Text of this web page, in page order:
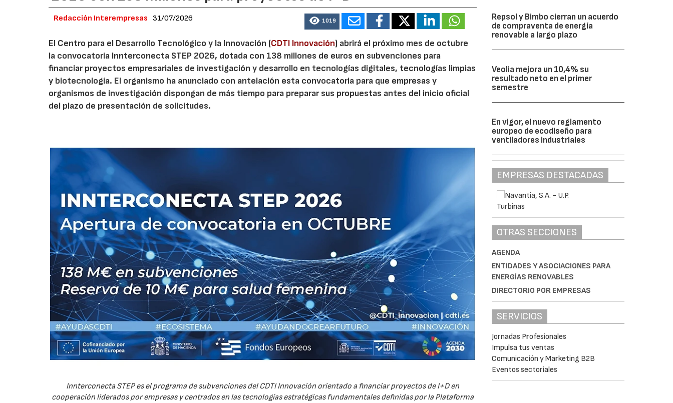
Redacción Interempresas 31/07/2026 1019
El Centro para el Desarrollo Tecnológico y la Innovación (CDTI Innovación) abrirá el próximo mes de octubre
la convocatoria Innterconecta STEP 2026, dotada con 138 millones de euros en subvenciones para
financiar proyectos empresariales de investigación y desarrollo en tecnologías digitales, tecnologías limpias
y biotecnología. El organismo ha anunciado con antelación esta convocatoria para que empresas y
organismos de investigación dispongan de más tiempo para preparar sus propuestas antes del inicio oficial
del plazo de presentación de solicitudes.
Innterconecta STEP es el programa de subvenciones del CDTI Innovación orientado a financiar proyectos de I+D en
cooperación liderados por empresas y centrados en las tecnologías estratégicas fundamentales definidas por la Plataforma
Repsol y Bimbo cierran un acuerdo
de compraventa de energía
renovable a largo plazo
Veolia mejora un 10,4% su
resultado neto en el primer
semestre
En vigor, el nuevo reglamento
europeo de ecodiseño para
ventiladores industriales
EMPRESAS DESTACADAS
OTRAS SECCIONES
AGENDA
ENTIDADES Y ASOCIACIONES PARA
ENERGÍAS RENOVABLES
DIRECTORIO POR EMPRESAS
SERVICIOS
Jornadas Profesionales
Impulsa tus ventas
Comunicación y Marketing B2B
Eventos sectoriales